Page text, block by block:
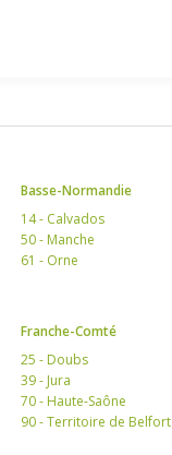
Basse-Normandie
14 - Calvados
50 - Manche
61 - Orne
Franche-Comté
25 - Doubs
39 - Jura
70 - Haute-Saône
90 - Territoire de Belfort